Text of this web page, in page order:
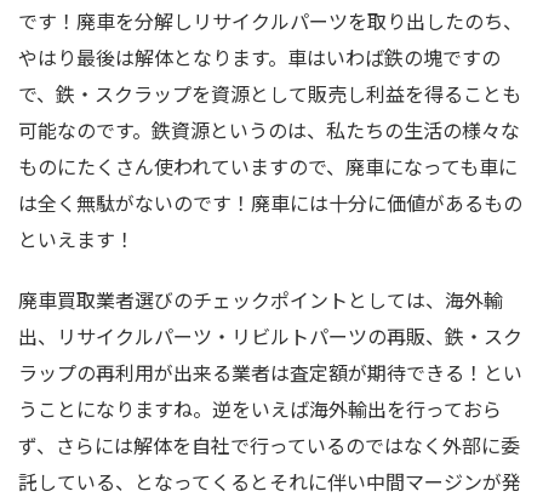
です！廃車を分解しリサイクルパーツを取り出したのち、
やはり最後は解体となります。車はいわば鉄の塊ですの
で、鉄・スクラップを資源として販売し利益を得ることも
可能なのです。鉄資源というのは、私たちの生活の様々な
ものにたくさん使われていますので、廃車になっても車に
は全く無駄がないのです！廃車には十分に価値があるもの
といえます！
廃車買取業者選びのチェックポイントとしては、海外輸
出、リサイクルパーツ・リビルトパーツの再販、鉄・スク
ラップの再利用が出来る業者は査定額が期待できる！とい
うことになりますね。逆をいえば海外輸出を行っておら
ず、さらには解体を自社で行っているのではなく外部に委
託している、となってくるとそれに伴い中間マージンが発